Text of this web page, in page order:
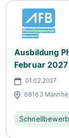
Ausbildung
Februar 2027
01.02.2027
68163